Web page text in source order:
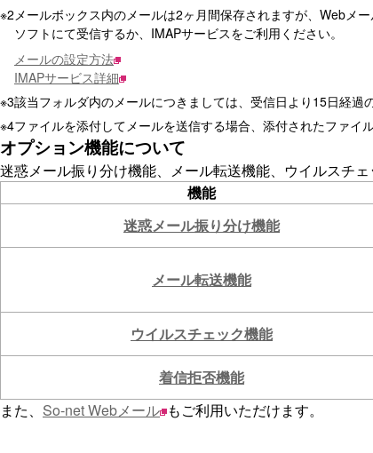
※2メールボックス内のメールは2ヶ月間保存されますが、Webメ
ソフトにて受信するか、IMAPサービスをご利用ください。
メールの設定方法
IMAPサービス詳細
※3該当フォルダ内のメールにつきましては、受信日より15日経過
※4ファイルを添付してメールを送信する場合、添付されたファイ
オプション機能について
迷惑メール振り分け機能、メール転送機能、ウイルスチ
機能
迷惑メール振り分け機能
メール転送機能
ウイルスチェック機能
着信拒否機能
また、 So-net Webメール もご利用いただけます。